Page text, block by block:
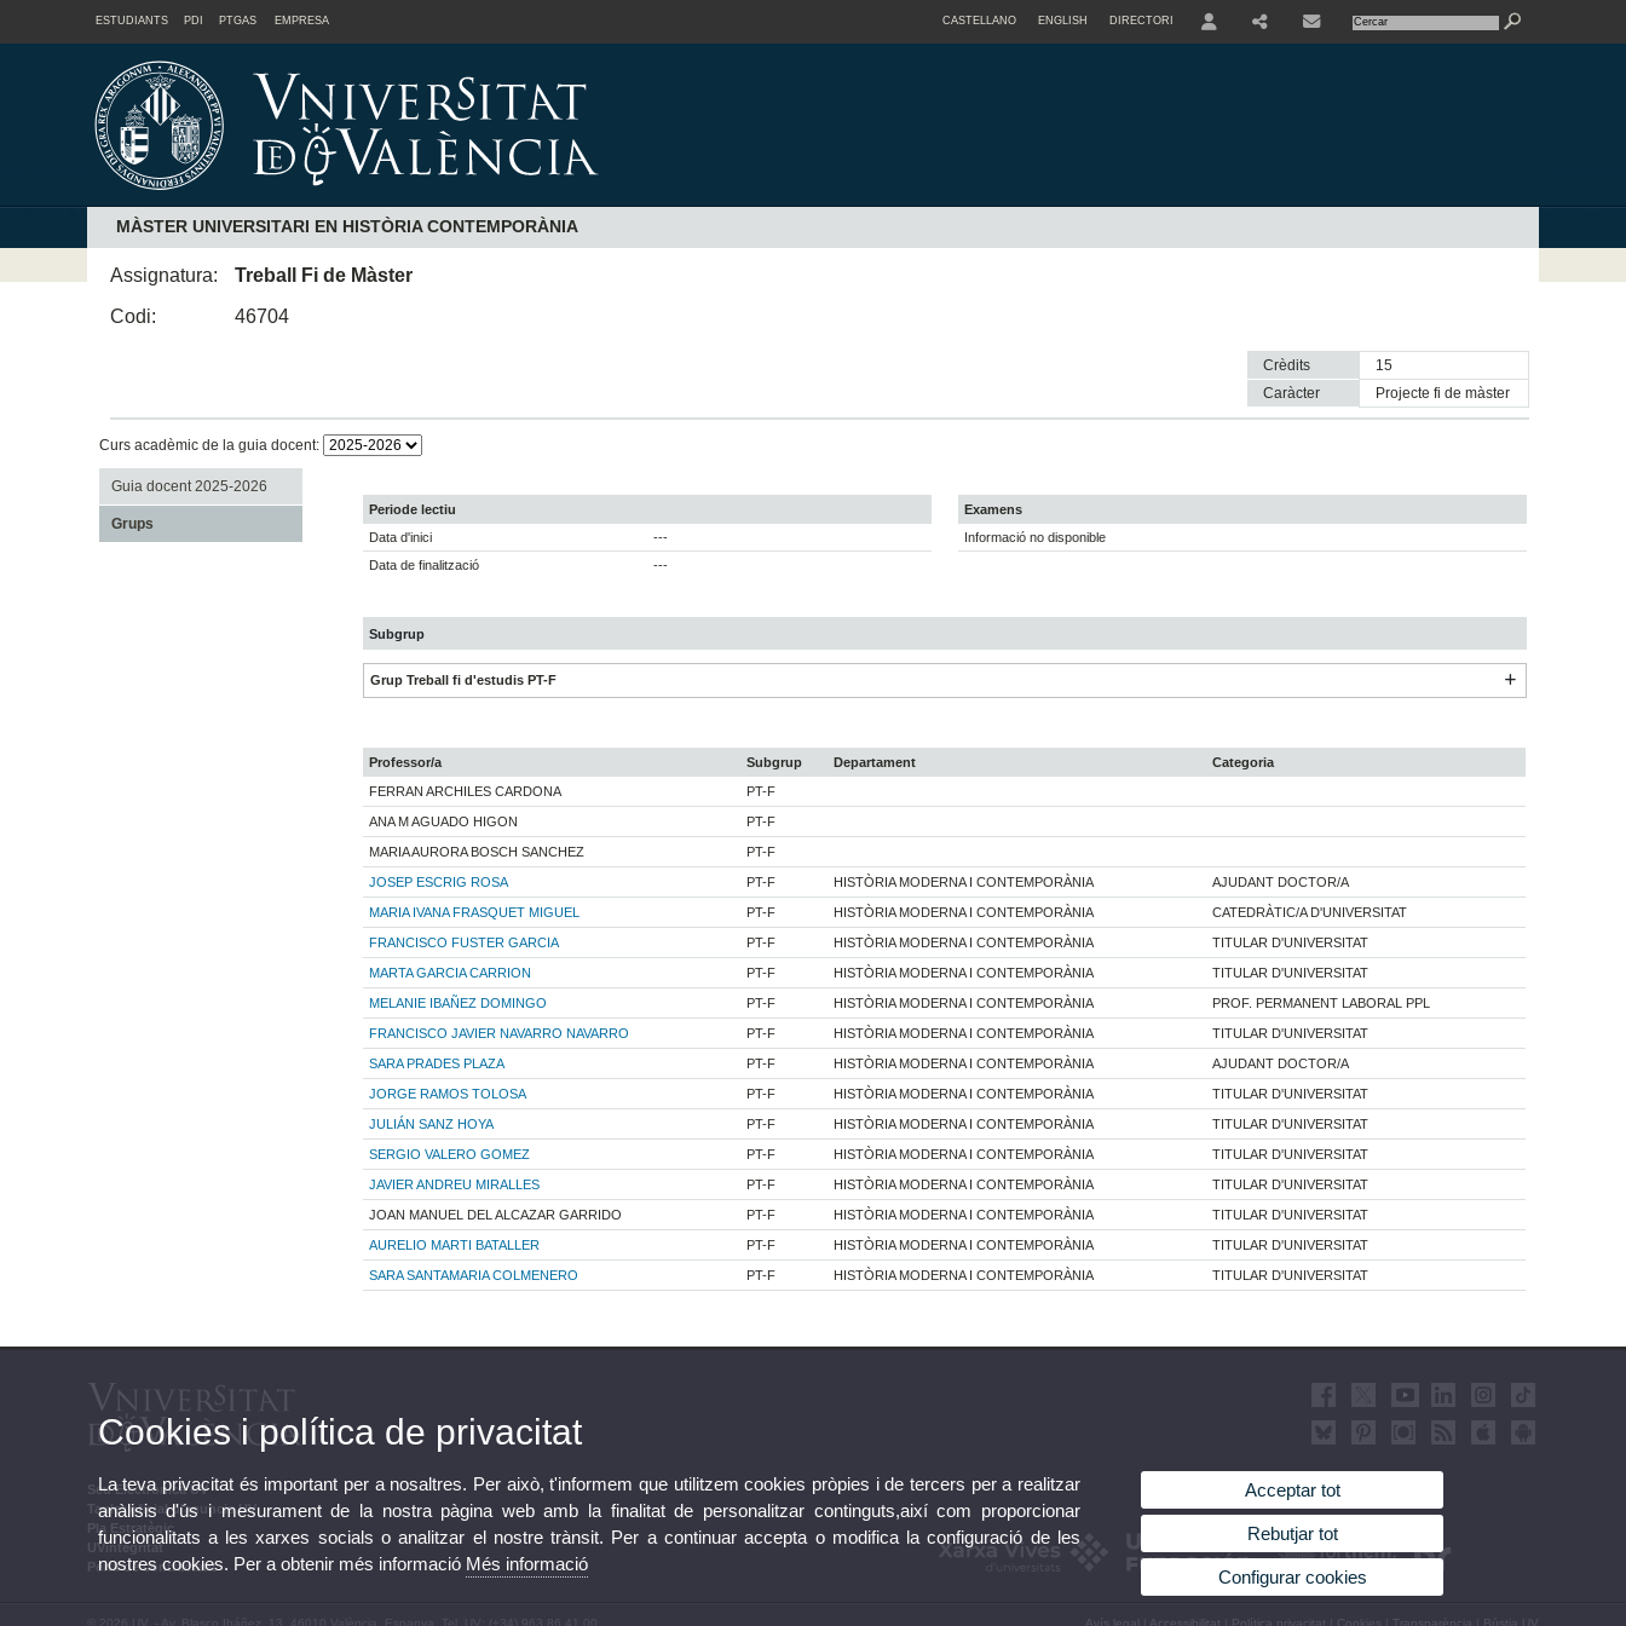
ESTUDIANTS PDI PTGAS EMPRESA CASTELLANO ENGLISH DIRECTORI
MÀSTER UNIVERSITARI EN HISTÒRIA CONTEMPORÀNIA
Assignatura:
Treball Fi de Màster
Codi:
46704
Crèdits
15
Caràcter
projecte fi de màster
Curs acadèmic de la guia docent:
Guia docent 2025-2026
Grups
Periode lectiu
Data d'inici
---
Data de finalització
---
Examens
Informació no disponible
Subgrup
Grup Treball fi d'estudis PT-F
Professor/a Subgrup Departament
Categoria
FERRAN ARCHILES CARDONA
PT-F
ANA M AGUADO HIGON PT-F
MARIA AURORA BOSCH SANCHEZ PT-F
JOSEP ESCRIG ROSA PT-F HISTÒRIA MODERNA I CONTEMPORÀNIA AJUDANT DOCTOR/A
MARIA IVANA FRASQUET MIGUEL PT-F HISTÒRIA MODERNA I CONTEMPORÀNIA CATEDRÀTIC/A D'UNIVERSITAT
FRANCISCO FUSTER GARCIA PT-F HISTÒRIA MODERNA I CONTEMPORÀNIA TITULAR D'UNIVERSITAT
MARTA GARCIA CARRION PT-F HISTÒRIA MODERNA I CONTEMPORÀNIA TITULAR D'UNIVERSITAT
MELANIE IBAÑEZ DOMINGO PT-F HISTÒRIA MODERNA I CONTEMPORÀNIA PROF. PERMANENT LABORAL PPL
FRANCISCO JAVIER NAVARRO NAVARRO PT-F HISTÒRIA MODERNA I CONTEMPORÀNIA TITULAR D'UNIVERSITAT
SARA PRADES PLAZA PT-F HISTÒRIA MODERNA I CONTEMPORÀNIA AJUDANT DOCTOR/A
JORGE RAMOS TOLOSA PT-F HISTÒRIA MODERNA I CONTEMPORÀNIA TITULAR D'UNIVERSITAT
JULIÁN SANZ HOYA PT-F HISTÒRIA MODERNA I CONTEMPORÀNIA TITULAR D'UNIVERSITAT
SERGIO VALERO GOMEZ PT-F HISTÒRIA MODERNA I CONTEMPORÀNIA TITULAR D'UNIVERSITAT
JAVIER ANDREU MIRALLES PT-F HISTÒRIA MODERNA I CONTEMPORÀNIA TITULAR D'UNIVERSITAT
JOAN MANUEL DEL ALCAZAR GARRIDO PT-F HISTÒRIA MODERNA I CONTEMPORÀNIA TITULAR D'UNIVERSITAT
AURELIO MARTI BATALLER PT-F HISTÒRIA MODERNA I CONTEMPORÀNIA TITULAR D'UNIVERSITAT
SARA SANTAMARIA COLMENERO PT-F HISTÒRIA MODERNA I CONTEMPORÀNIA TITULAR D'UNIVERSITAT
Seu Electrònica UV
Tauler oficial d'anuncis UV
Pla Estratègic
UVintegritat
Perfil de contractant
Cookies i política de privacitat
La teva privacitat és important per a nosaltres. Per això, t'informem que utilitzem cookies pròpies i de tercers per a realitzar
anàlisis d'ús i mesurament de la nostra pàgina web amb la finalitat de personalitzar continguts,així com proporcionar
funcionalitats a les xarxes socials o analitzar el nostre trànsit. Per a continuar accepta o modifica la configuració de les
nostres cookies. Per a obtenir més informació Més informació
Acceptar tot
Rebutjar tot
Configurar cookies